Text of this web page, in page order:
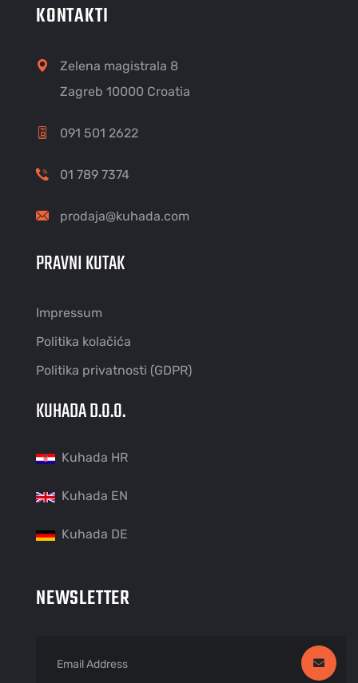
KONTAKTI
Zelena magistrala 8
Zagreb 10000 Croatia
091 501 2622
01 789 7374
prodaja@kuhada.com
PRAVNI KUTAK
Impressum
Politika kolačića
Politika privatnosti (GDPR)
KUHADA D.O.O.
Kuhada HR
Kuhada EN
Kuhada DE
NEWSLETTER